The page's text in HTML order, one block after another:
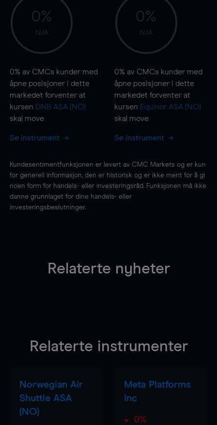
0%
N/A
0% av CMCs kunder med
åpne posisjoner i dette
markedet forventer at
kursen DNB ASA (NO)
skal move
Se instrument
0%
N/A
0% av CMCs kunder med
åpne posisjoner i dette
markedet forventer at
kursen Equinor ASA (NO)
skal move
Se instrument
Kundesentimentfunksjonen er levert av CMC Markets og er kun
for generell informasjon, den er historisk og er ikke ment for å gi
noen form for handels- eller investeringsråd. Funksjonen må ikke
danne grunnlaget for dine handels- eller
investeringsbeslutninger.
Relaterte nyheter
Relaterte instrumenter
Norwegian Air
Shuttle ASA
(NO)
Meta Platforms
Inc
0%